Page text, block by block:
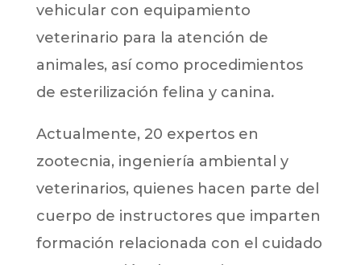
vehicular con equipamiento
veterinario para la atención de
animales, así como procedimientos
de esterilización felina y canina.
Actualmente, 20 expertos en
zootecnia, ingeniería ambiental y
veterinarios, quienes hacen parte del
cuerpo de instructores que imparten
formación relacionada con el cuidado